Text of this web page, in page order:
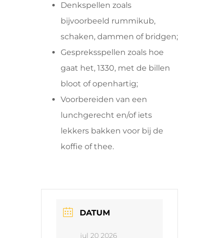
Denkspellen zoals
bijvoorbeeld rummikub,
schaken, dammen of bridgen;
Gespreksspellen zoals hoe
gaat het, 1330, met de billen
bloot of openhartig;
Voorbereiden van een
lunchgerecht en/of iets
lekkers bakken voor bij de
koffie of thee.
DATUM
jul 20 2026